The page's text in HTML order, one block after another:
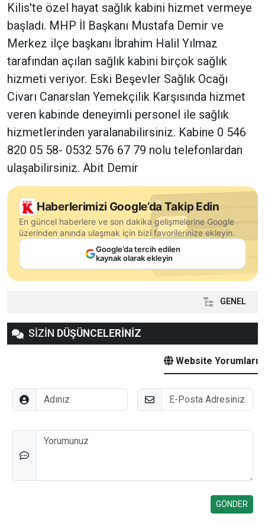
Kilis'te özel hayat sağlık kabini hizmet vermeye
başladı. MHP İl Başkanı Mustafa Demir ve
Merkez ilçe başkanı İbrahim Halil Yılmaz
tarafından açılan sağlık kabini birçok sağlık
hizmeti veriyor. Eski Beşevler Sağlık Ocağı
Civarı Canarslan Yemekçilik Karşısında hizmet
veren kabinde deneyimli personel ile sağlık
hizmetlerinden yaralanabilirsiniz. Kabine 0 546
820 05 58- 0532 576 67 79 nolu telefonlardan
ulaşabilirsiniz. Abit Demir
Haberlerimizi Google’da Takip Edin
En güncel haberlere ve son dakika gelişmelerine Google
üzerinden anında ulaşmak için bizi favorilerinize ekleyin.
Google’da tercih edilen
kaynak olarak ekleyin
GENEL
SİZİN DÜŞÜNCELERİNİZ
Website Yorumları
Adınız E-Posta
Düşünceleriniz